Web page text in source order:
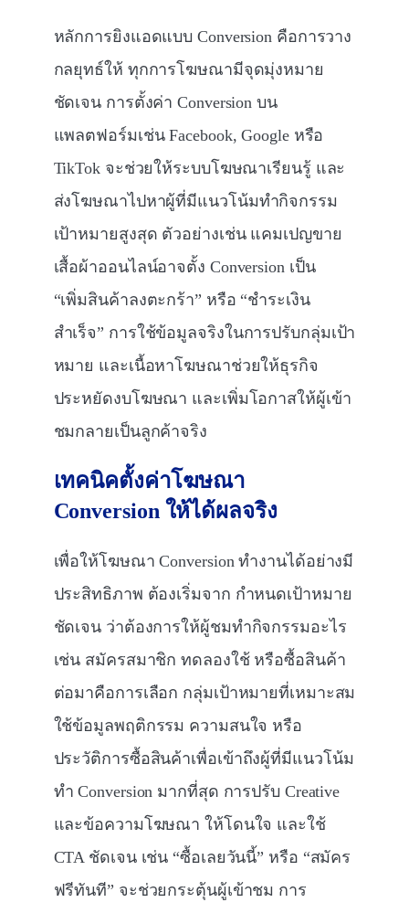
หลักการยิงแอดแบบ Conversion คือการวาง
กลยุทธ์ให้ ทุกการโฆษณามีจุดมุ่งหมาย
ชัดเจน การตั้งค่า Conversion บน
แพลตฟอร์มเช่น Facebook, Google หรือ
TikTok จะช่วยให้ระบบโฆษณาเรียนรู้ และ
ส่งโฆษณาไปหาผู้ที่มีแนวโน้มทำกิจกรรม
เป้าหมายสูงสุด ตัวอย่างเช่น แคมเปญขาย
เสื้อผ้าออนไลน์อาจตั้ง Conversion เป็น
“เพิ่มสินค้าลงตะกร้า” หรือ “ชำระเงิน
สำเร็จ” การใช้ข้อมูลจริงในการปรับกลุ่มเป้า
หมาย และเนื้อหาโฆษณาช่วยให้ธุรกิจ
ประหยัดงบโฆษณา และเพิ่มโอกาสให้ผู้เข้า
ชมกลายเป็นลูกค้าจริง
เทคนิคตั้งค่าโฆษณา
Conversion ให้ได้ผลจริง
เพื่อให้โฆษณา Conversion ทำงานได้อย่างมี
ประสิทธิภาพ ต้องเริ่มจาก กำหนดเป้าหมาย
ชัดเจน ว่าต้องการให้ผู้ชมทำกิจกรรมอะไร
เช่น สมัครสมาชิก ทดลองใช้ หรือซื้อสินค้า
ต่อมาคือการเลือก กลุ่มเป้าหมายที่เหมาะสม
ใช้ข้อมูลพฤติกรรม ความสนใจ หรือ
ประวัติการซื้อสินค้าเพื่อเข้าถึงผู้ที่มีแนวโน้ม
ทำ Conversion มากที่สุด การปรับ Creative
และข้อความโฆษณา ให้โดนใจ และใช้
CTA ชัดเจน เช่น “ซื้อเลยวันนี้” หรือ “สมัคร
ฟรีทันที” จะช่วยกระตุ้นผู้เข้าชม การ